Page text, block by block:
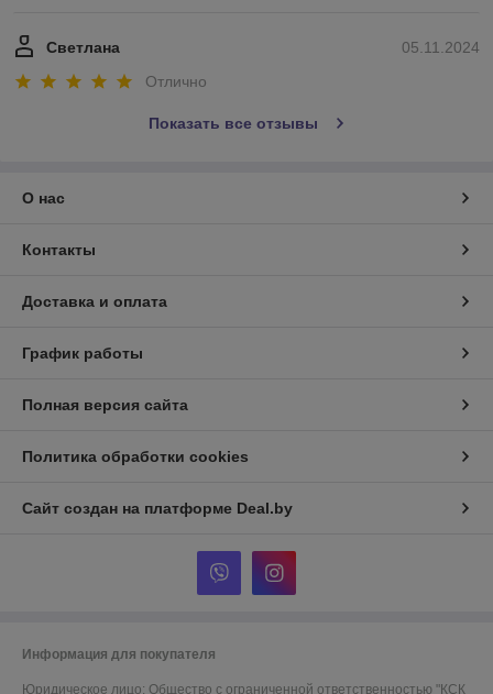
05.11.2024
Светлана
Отлично
Показать все отзывы
О нас
Контакты
Доставка и оплата
График работы
Полная версия сайта
Политика обработки cookies
Сайт создан на платформе Deal.by
Информация для покупателя
Юридическое лицо: Общество с ограниченной ответственностью "КСК